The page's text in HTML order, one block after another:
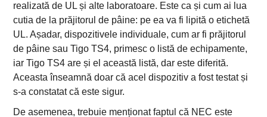
realizată de UL și alte laboratoare. Este ca și cum ai lua
cutia de la prăjitorul de pâine: pe ea va fi lipită o etichetă
UL. Așadar, dispozitivele individuale, cum ar fi prăjitorul
de pâine sau Tigo TS4, primesc o listă de echipamente,
iar Tigo TS4 are și el această listă, dar este diferită.
Aceasta înseamnă doar că acel dispozitiv a fost testat și
s-a constatat că este sigur.
De asemenea, trebuie menționat faptul că NEC este